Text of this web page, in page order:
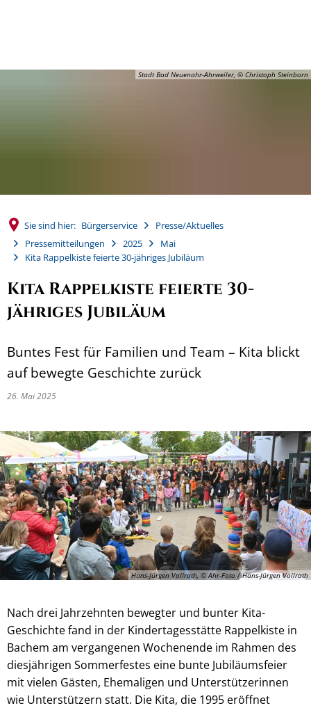
Stadt Bad Neuenahr-Ahrweiler, © Christoph Steinborn
Sie sind hier: Bürgerservice
Presse/Aktuelles
Pressemitteilungen
2025
Mai
Kita Rappelkiste feierte 30-jähriges Jubiläum
Kita Rappelkiste feierte 30-
jähriges Jubiläum
Buntes Fest für Familien und Team – Kita blickt
auf bewegte Geschichte zurück
26. Mai 2025
Hans-Jürgen Vollrath, © Ahr-Foto / Hans-Jürgen Vollrath
Nach drei Jahrzehnten bewegter und bunter Kita-
Geschichte fand in der Kindertagesstätte Rappelkiste in
Bachem am vergangenen Wochenende im Rahmen des
diesjährigen Sommerfestes eine bunte Jubiläumsfeier
mit vielen Gästen, Ehemaligen und Unterstützerinnen
wie Unterstützern statt. Die Kita, die 1995 eröffnet